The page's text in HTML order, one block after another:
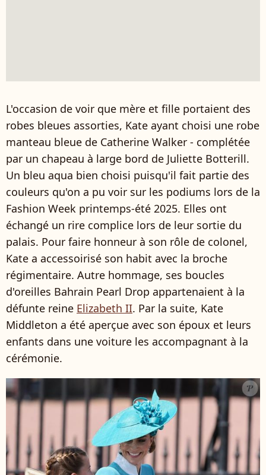
L'occasion de voir que mère et fille portaient des
robes bleues assorties, Kate ayant choisi une robe
manteau bleue de Catherine Walker - complétée
par un chapeau à large bord de Juliette Botterill.
Un bleu aqua bien choisi puisqu'il fait partie des
couleurs qu'on a pu voir sur les podiums lors de la
Fashion Week printemps-été 2025. Elles ont
échangé un rire complice lors de leur sortie du
palais. Pour faire honneur à son rôle de colonel,
Kate a accessoirisé son habit avec la broche
régimentaire. Autre hommage, ses boucles
d'oreilles Bahrain Pearl Drop appartenaient à la
défunte reine Elizabeth II. Par la suite, Kate
Middleton a été aperçue avec son époux et leurs
enfants dans une voiture les accompagnant à la
cérémonie.